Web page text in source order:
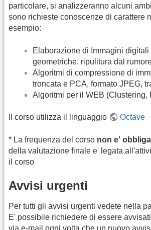
particolare, si analizzeranno alcuni
sono richieste conoscenze di carattere
esempio:
Elaborazione di Immagini
geometriche, ripulitura dal
Algoritmi di compressione di
troncata e PCA, formato JPEG,
Algoritmi per il WEB (Clustering,
Il corso utilizza il linguaggio Octave
* La frequenza del corso non e'
della valutazione finale e' legata
il corso
Avvisi urgenti
Per tutti gli avvisi urgenti vedete nella
E' possibile richiedere di essere
via e-mail ogni volta che un nuovo